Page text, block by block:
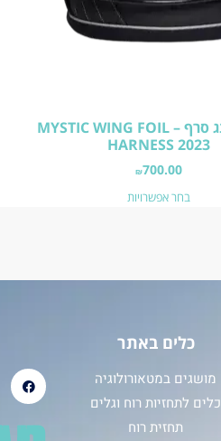
טרפז לווינג סרף – MYSTIC WING FOIL
HARNESS 2023
₪700.00
בחר אפשרויות
כלים באתר
מושגים במטאורולוגיה
כלים לתחזיות רוח וגלים
תחזית רוח